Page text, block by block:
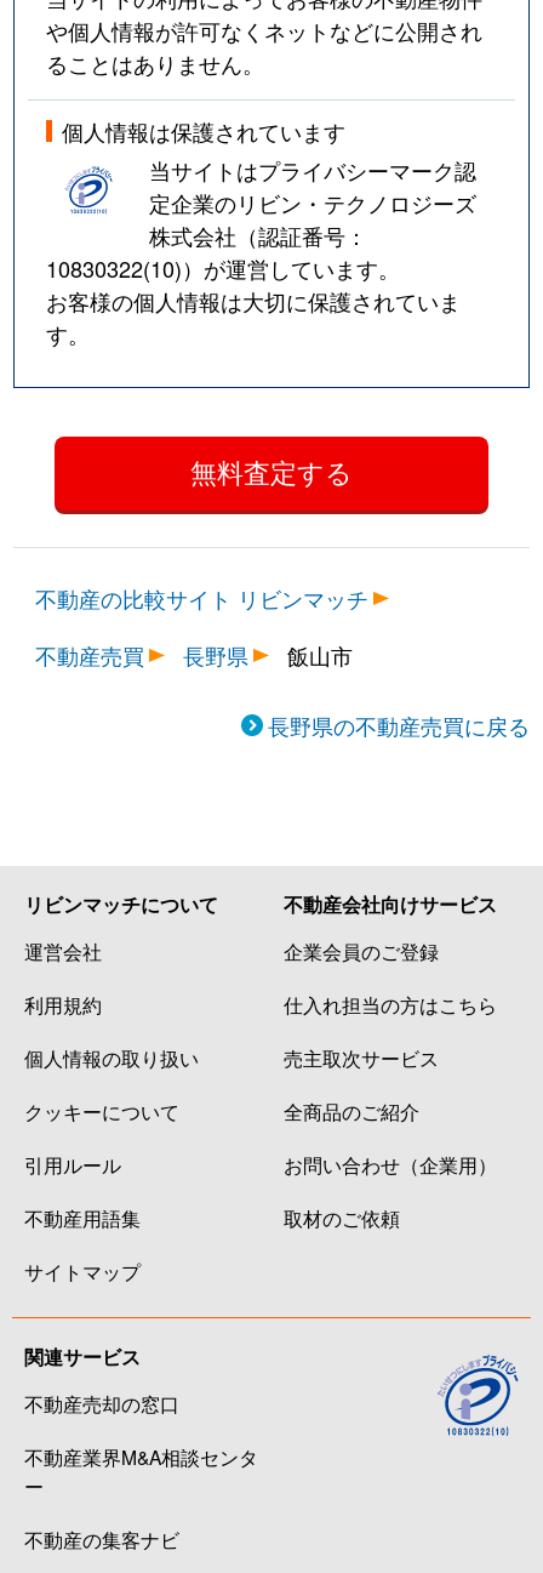
や個人情報が許可なくネットなどに公開され
ることはありません。
個人情報は保護されています
当サイトはプライバシーマーク認
定企業のリビン・テクノロジーズ
株式会社（認証番号：
10830322(10)）が運営しています。
お客様の個人情報は大切に保護されていま
す。
不動産の比較サイト リビンマッチ
不動産売買
長野県 飯山市
長野県の不動産売買に戻る
リビンマッチについて
運営会社
利用規約
個人情報の取り扱い
クッキーについて
引用ルール
不動産用語集
サイトマップ
不動産会社向けサービス
企業会員のご登録
仕入れ担当の方はこちら
売主取次サービス
全商品のご紹介
お問い合わせ（企業用）
取材のご依頼
関連サービス
不動産売却の窓口
不動産業界M&A相談センタ
ー
不動産の集客ナビ